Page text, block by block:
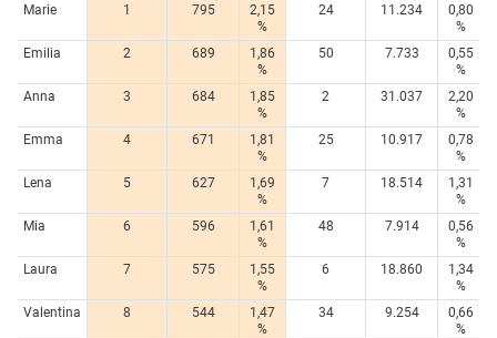
Marie
1 795
2,15
%
24 11.234
0,80
%
Emilia
2 689
1,86
%
50 7.733
0,55
%
Anna
3 684
1,85
%
2 31.037
2,20
%
Emma
4 671
1,81
%
25 10.917
0,78
%
Lena
5 627
1,69
%
7 18.514
1,31
%
Mia
6 596
1,61
%
48 7.914
0,56
%
Laura
7 575
1,55
%
6 18.860
1,34
%
Valentina
8 544
1,47
%
34 9.254
0,66
%